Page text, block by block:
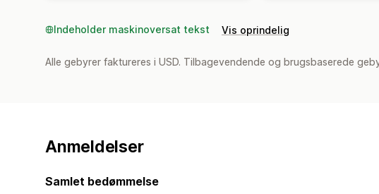
Indeholder maskinoversat tekst Vis oprindelig
Alle gebyrer faktureres i USD. Tilbagevendende og brugsbaserede
Anmeldelser
Samlet bedømmelse